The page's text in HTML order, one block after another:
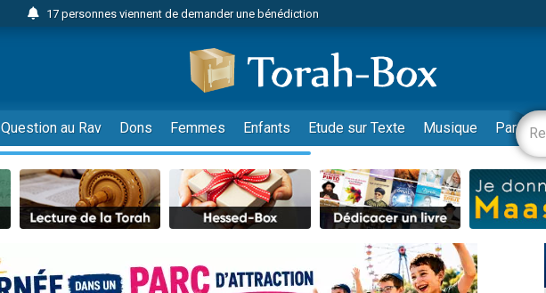
17 personnes viennent de demander une bénédiction
23 personnes viennent de faire un don pour Diane, 80 ans, dans un appartement insalubre
Eva vient de donner son Maasser
4 personnes viennent de nous rejoindre sur WhatsApp
3 personnes viennent de nous rejoindre sur WhatsApp
Odaya vient de donner son Maasser
3 personnes viennent de faire un don pour 5 jours de vacances aux Orphelins
2 personnes viennent de nous rejoindre sur WhatsApp
Il reste 49 places pour étudier en groupe sur Zoom
Question au Rav Dons Femmes Enfants Etude sur Texte Musique Paracha